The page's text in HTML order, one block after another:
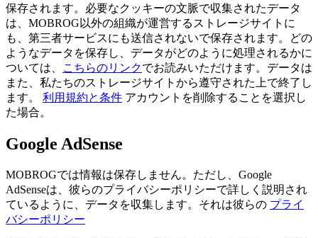
保存されます。必要なクッキーの文脈で収集されたデータ
は、MOBROG以外の組織が運営するストレージサイトに
も、第三者サービスにも送信されないで保存されます。どの
ようなデータを保存し、データがどのように処理されるかに
ついては、
こちらのリンクでお読みいただけます。データは
また、私たちのストレージサイトから遵守された上で終了し
ます。 利用規約と条件 アカウントを削除することを選択し
た場合。
Google AdSense
MOBROGでは情報は保存しません。ただし、Google
AdSenseは、彼らのプライバシーポリシーで詳しく説明され
ているように、データを収集します。それは彼らの プライ
バシーポリシー